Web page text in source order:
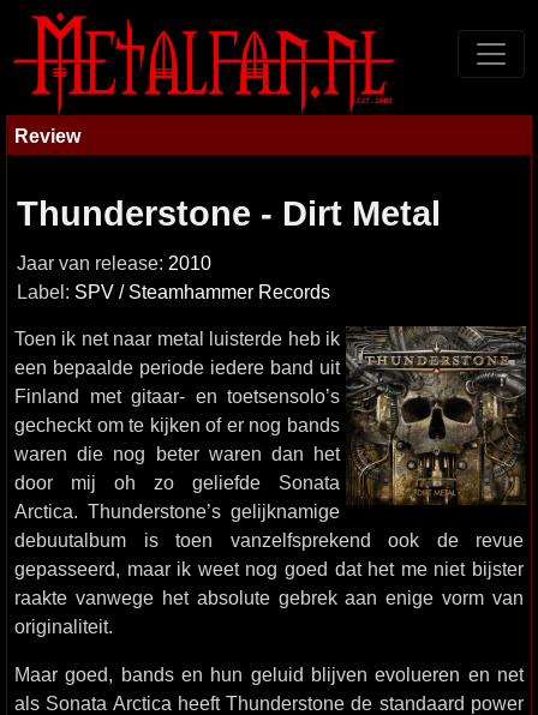
Review
Thunderstone - Dirt Metal
Jaar van release: 2010
Label: SPV / Steamhammer Records
Toen ik net naar metal luisterde heb ik
een bepaalde periode iedere band uit
Finland met gitaar- en toetsensolo’s
gecheckt om te kijken of er nog bands
waren die nog beter waren dan het
door mij oh zo geliefde Sonata
Arctica. Thunderstone’s gelijknamige
debuutalbum is toen vanzelfsprekend ook de revue
gepasseerd, maar ik weet nog goed dat het me niet bijster
raakte vanwege het absolute gebrek aan enige vorm van
originaliteit.
Maar goed, bands en hun geluid blijven evolueren en net
als Sonata Arctica heeft Thunderstone de standaard power